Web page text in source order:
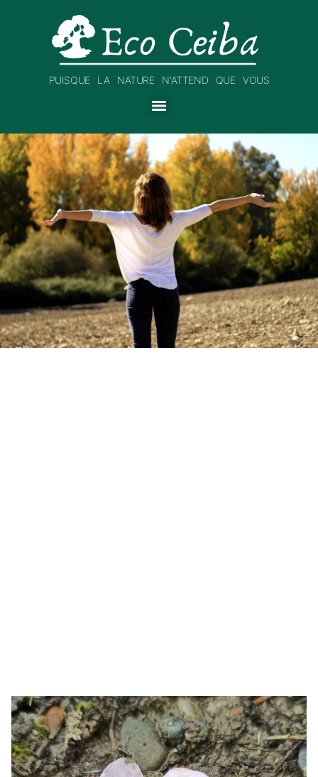
PUISQUE LA NATURE N'ATTEND QUE VOUS